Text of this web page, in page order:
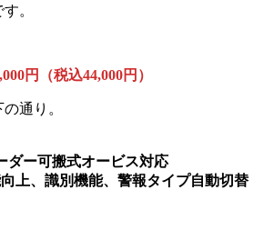
。
円（税込44,000円）
通り。
ダー可搬式オービス対応
上、識別機能、警報タイプ自動切替